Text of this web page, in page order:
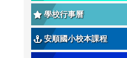
學校行事曆
安順國小校本課程